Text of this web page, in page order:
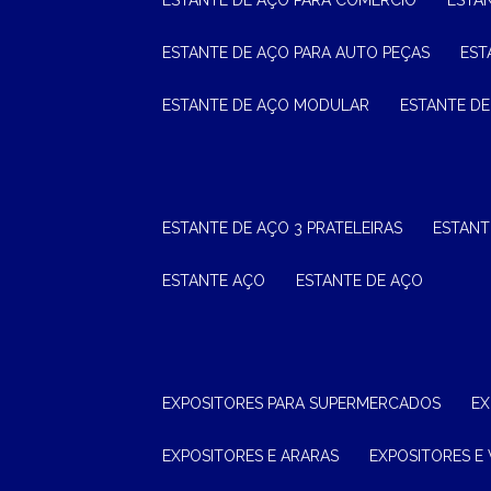
ESTANTE DE AÇO PARA AUTO PEÇAS
ESTANTE DE AÇO MODULAR ESTANTE
ESTANTE DE AÇO 3 PRATELEIRAS
ESTANTE AÇO ESTANTE DE AÇO
EXPOSITORES PARA SUPERMERCADOS
EXPOSITORES E ARARAS EXPOSITORES